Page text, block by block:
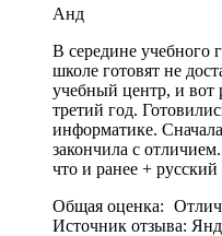
Анд
В середине учебного
школе готовят не
учебный центр, и вот
третий год.
информатике.
закончила с
что и ранее + русский
Общая оценка:
Источник отзыва: